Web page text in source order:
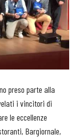
preso parte alla
i vincitori di
le eccellenze
Bargiornale,